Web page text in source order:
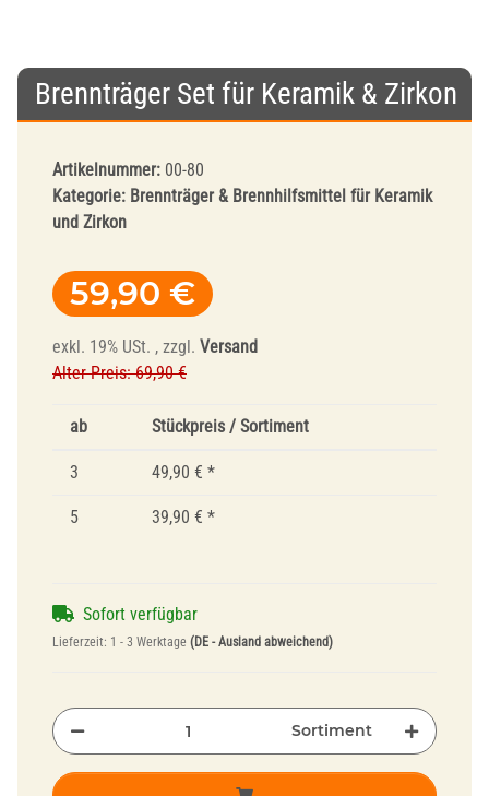
Brennträger Set für Keramik & Zirkon
Artikelnummer: 00-80
Kategorie: Brennträger & Brennhilfsmittel für Keramik
und Zirkon
59,90 €
exkl. 19% USt. , zzgl. Versand
Alter Preis: 69,90 €
ab Stückpreis / Sortiment
3 49,90 € *
5 39,90 € *
Sofort verfügbar
Lieferzeit: 1 - 3 Werktage (DE - Ausland abweichend)
Sortiment